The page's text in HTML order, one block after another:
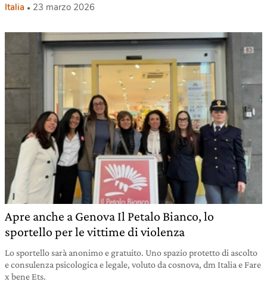
Italia 23 marzo 2026
Apre anche a Genova Il Petalo Bianco, lo
sportello per le vittime di violenza
Lo sportello sarà anonimo e gratuito. Uno spazio protetto di ascolto
e consulenza psicologica e legale, voluto da cosnova, dm Italia e Fare
x bene Ets.